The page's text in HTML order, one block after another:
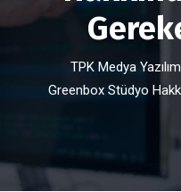
TPK Medya
Greenbox Stüdyo